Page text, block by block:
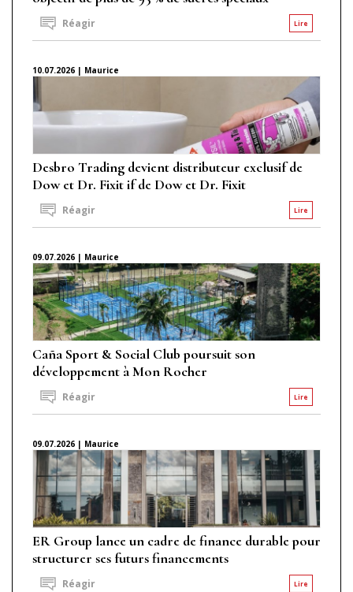
Lire
Réagir
10.07.2026 | Maurice
Desbro Trading devient distributeur exclusif de
Dow et Dr. Fixit if de Dow et Dr. Fixit
Lire
Réagir
09.07.2026 | Maurice
Caña Sport & Social Club poursuit son
développement à Mon Rocher
Lire
Réagir
09.07.2026 | Maurice
ER Group lance un cadre de finance durable pour
structurer ses futurs financements
Lire
Réagir